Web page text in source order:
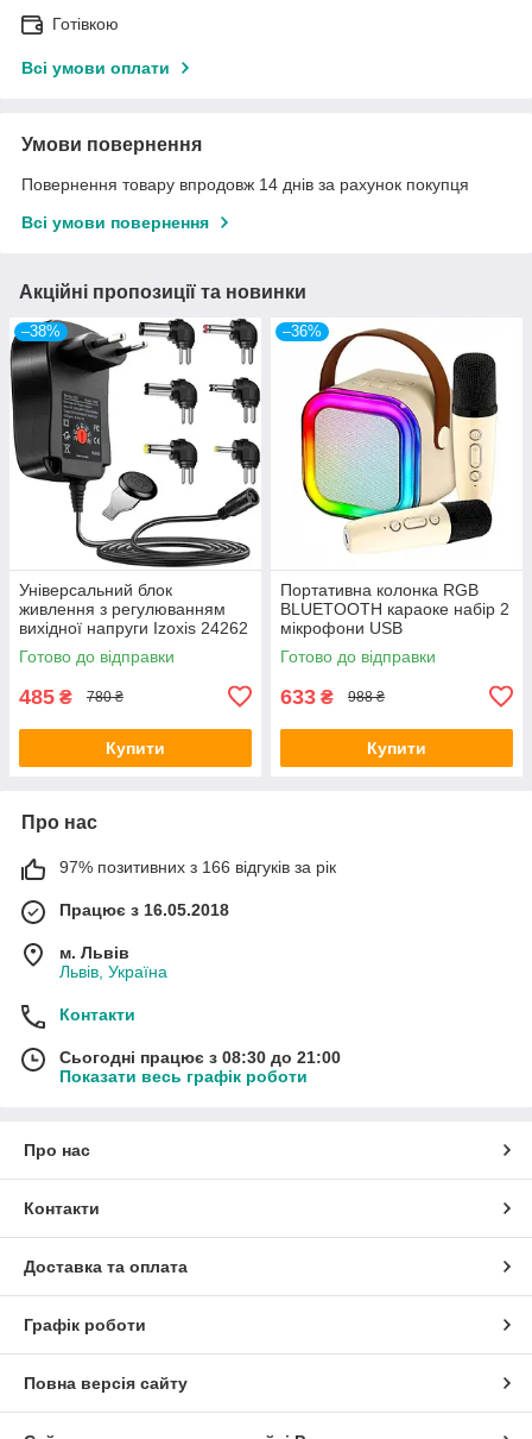
Готівкою
Всі умови оплати
Умови повернення
Повернення товару впродовж 14 днів за рахунок покупця
Всі умови повернення
Акційні пропозиції та новинки
–38%
Універсальний блок
живлення з регулюванням
вихідної напруги Izoxis 24262
Готово до відправки
485 ₴ 780 ₴
Купити
–36%
Портативна колонка RGB
BLUETOOTH караоке набір 2
мікрофони USB
Готово до відправки
633 ₴ 988 ₴
Купити
Про нас
97% позитивних з 166 відгуків за рік
Працює з 16.05.2018
м. Львів
Львів, Україна
Контакти
Сьогодні працює з 08:30 до 21:00
Показати весь графік роботи
Про нас
Контакти
Доставка та оплата
Графік роботи
Повна версія сайту